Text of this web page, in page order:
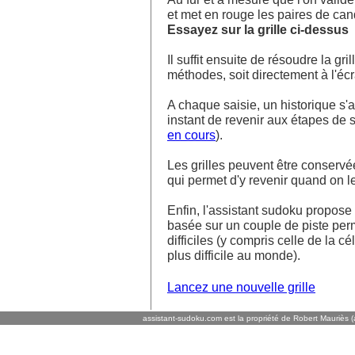
et met en rouge les paires de
Essayez sur la grille ci-dessus
Il suffit ensuite de résoudre la
méthodes, soit directement à
A chaque saisie, un historique
instant de revenir aux étapes de
en cours).
Les grilles peuvent être
qui permet d'y revenir quand on
Enfin, l'assistant sudoku
basée sur un couple de piste
difficiles (y compris celle de la
plus difficile au monde).
Lancez une nouvelle grille
assistant-sudoku.com est la propriété de Robert Mauriès